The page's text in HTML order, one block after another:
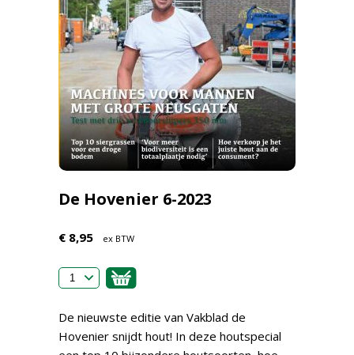
De Hovenier 6-2023
€ 8,95 ex BTW
De nieuwste editie van Vakblad de
Hovenier snijdt hout! In deze houtspecial